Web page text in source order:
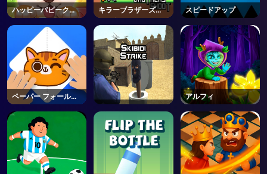
ハッピーパピークラ
ッシュ
キラーブラザーズシ
ュート
スピードアップ
ペーパー フォールド
マスター
アルフィ